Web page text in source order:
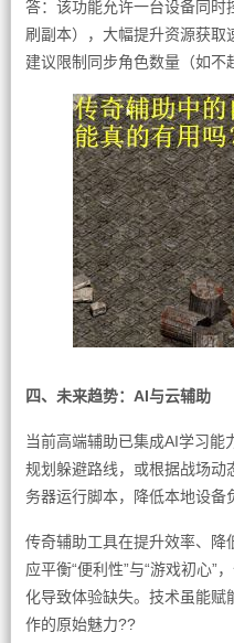
答：该功能允许一台设备同时
刷副本），大幅提升资源获取
建议限制同步角色数量（如
四、未来趋势：AI与云辅助
当前高端辅助已集成AI学习能
规划躲避路线，或根据战场动
务器运行脚本，降低本地设备
传奇辅助工具在提升效率、降
应平衡“便利性”与“游戏初心”
化导致体验缺失。技术虽能赋
作的原始魅力??